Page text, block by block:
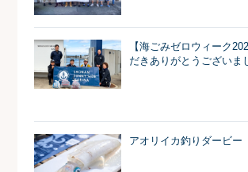
【海ごみゼロウィーク
だきありがとうございま
アオリイカ釣りダービー